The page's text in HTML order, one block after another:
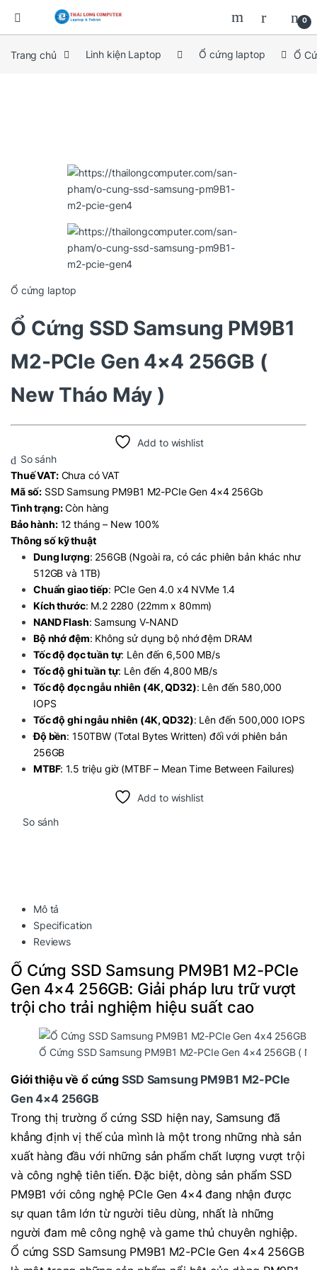
0
Trang chủ Linh kiện Laptop Ổ cứng laptop Ổ
Ổ cứng laptop
Ổ Cứng SSD Samsung PM9B1
M2-PCIe Gen 4×4 256GB (
New Tháo Máy )
Add to wishlist
So sánh
Thuế VAT:Chưa có VAT
Mã số: SSD Samsung PM9B1 M2-PCIe Gen 4×4 256Gb
Tình trạng:Còn hàng
Bảo hành:12 tháng – New 100%
Thông số kỹ thuật
Dung lượng: 256GB (Ngoài ra, có các phiên bản khác như
512GB và 1TB)
Chuẩn giao tiếp: PCIe Gen 4.0 x4 NVMe 1.4
Kích thước: M.2 2280 (22mm x 80mm)
NAND Flash: Samsung V-NAND
Bộ nhớ đệm: Không sử dụng bộ nhớ đệm DRAM
Tốc độ đọc tuần tự: Lên đến 6,500 MB/s
Tốc độ ghi tuần tự: Lên đến 4,800 MB/s
Tốc độ đọc ngẫu nhiên (4K, QD32): Lên đến 580,000
IOPS
Tốc độ ghi ngẫu nhiên (4K, QD32): Lên đến 500,000 IOPS
Độ bền: 150TBW (Total Bytes Written) đối với phiên bản
256GB
MTBF: 1.5 triệu giờ (MTBF – Mean Time Between Failures)
Add to wishlist
So sánh
Mô tả
Specification
Reviews
Ổ Cứng SSD Samsung PM9B1 M2-PCIe
Gen 4×4 256GB: Giải pháp lưu trữ vượt
trội cho trải nghiệm hiệu suất cao
Ổ Cứng SSD Samsung PM9B1 M2-PCIe Gen 4×4 256GB (
Giới thiệu về ổ cứngSSD Samsung PM9B1 M2-PCIe
Gen 4×4 256GB
Trong thị trường ổ cứng SSD hiện nay, Samsung đã
khẳng định vị thế của mình là một trong những nhà sản
xuất hàng đầu với những sản phẩm chất lượng vượt trội
và công nghệ tiên tiến. Đặc biệt, dòng sản phẩm SSD
PM9B1 với công nghệ PCIe Gen 4×4 đang nhận được
sự quan tâm lớn từ người tiêu dùng, nhất là những
người đam mê công nghệ và game thủ chuyên nghiệp.
Ổ cứng SSD Samsung PM9B1 M2-PCIe Gen 4×4 256GB